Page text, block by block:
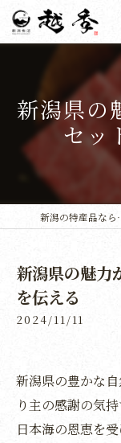
新潟県の
セッ
新潟の
新潟県の魅力
を伝える
2024/11/11
新潟県の豊かな
り主の感謝の気
日本海の恩恵を